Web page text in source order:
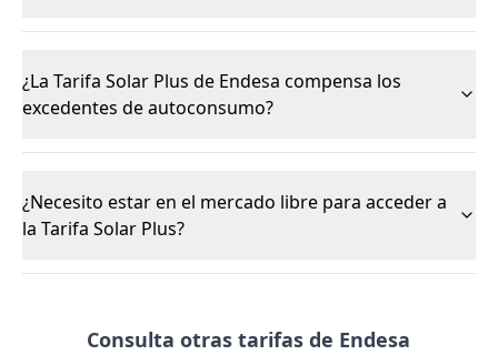
¿La Tarifa Solar Plus de Endesa compensa los
excedentes de autoconsumo?
¿Necesito estar en el mercado libre para acceder a
la Tarifa Solar Plus?
Consulta otras tarifas de Endesa